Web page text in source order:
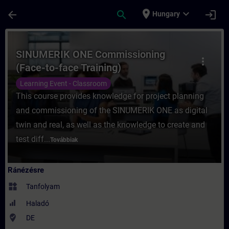
arrow_back search place Hungary expand_more login
Tanfolyam - SINUMERIK ONE
more_vert
SINUMERIK ONE Commissioning
(Face-to-face Training)
Learning Event - Classroom
This course provides knowledge for project planning
and commissioning of the SINUMERIK ONE as digital
twin and real, as well as the knowledge to create and
test diff...Továbbiak
Ránézésre
widgets Tanfolyam
Haladó
where_to_vote DE